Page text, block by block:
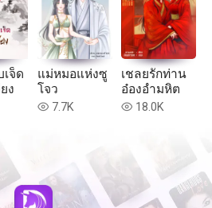
จ็ด
ง
แม่หมอแห่งซู
โจว
read 7.7K
เชลยรักท่าน
อ๋องอำมหิต
read 18.0K